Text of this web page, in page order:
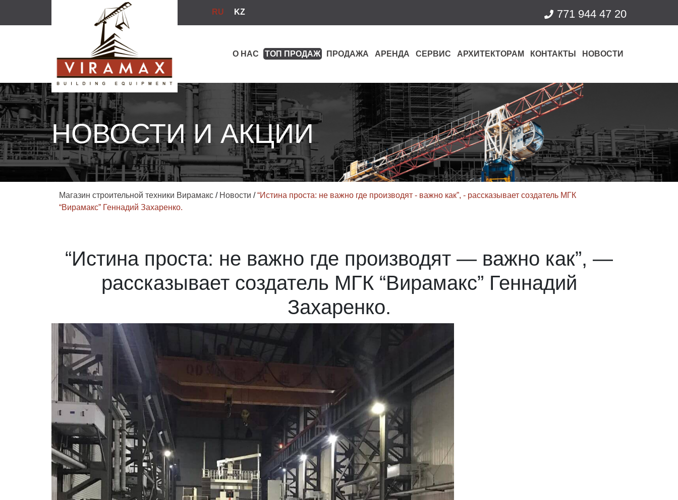
RU KZ 771 944 47 20
О НАС ТОП ПРОДАЖ ПРОДАЖА АРЕНДА СЕРВИС АРХИТЕКТОРАМ КОНТАКТЫ НОВОСТИ
НОВОСТИ И АКЦИИ
Магазин строительной техники Вирамакс / Новости /“Истина проста: не важно где производят - важно как”, - рассказывает создатель МГК
“Вирамакс” Геннадий Захаренко.
“Истина проста: не важно где производят — важно как”, —
рассказывает создатель МГК “Вирамакс” Геннадий
Захаренко.